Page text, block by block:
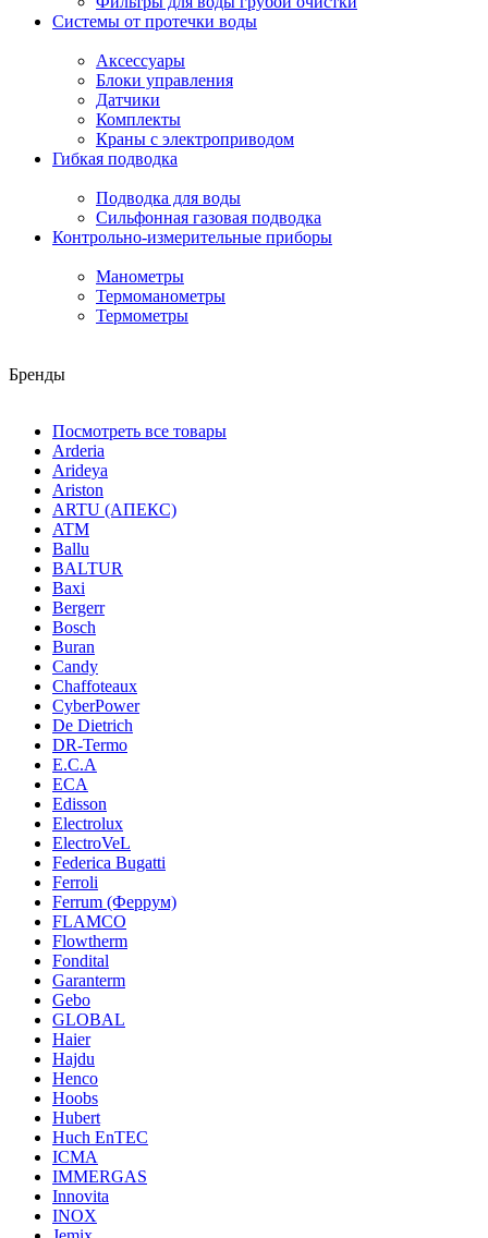
Системы от протечки воды
Аксессуары
Блоки управления
Датчики
Комплекты
Краны с электроприводом
Гибкая подводка
Подводка для воды
Сильфонная газовая подводка
Контрольно-измерительные приборы
Манометры
Термоманометры
Термометры
Бренды
Посмотреть все товары
Arderia
Arideya
Ariston
ARTU (АПЕКС)
ATM
Ballu
BALTUR
Baxi
Bergerr
Bosch
Buran
Candy
Chaffoteaux
CyberPower
De Dietrich
DR-Termo
E.C.A
ECA
Edisson
Electrolux
ElectroVeL
Federica Bugatti
Ferroli
Ferrum (Феррум)
FLAMCO
Flowtherm
Fondital
Garanterm
Gebo
GLOBAL
Haier
Hajdu
Henco
Hoobs
Hubert
Huch EnTEC
ICMA
IMMERGAS
Innovita
INOX